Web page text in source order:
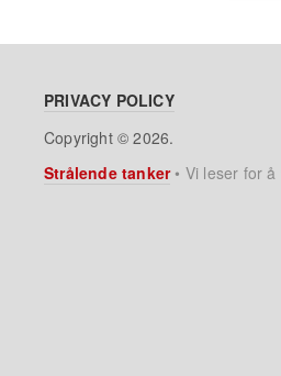
PRIVACY POLICY
Copyright © 2026.
Strålende tanker• Vi leser for